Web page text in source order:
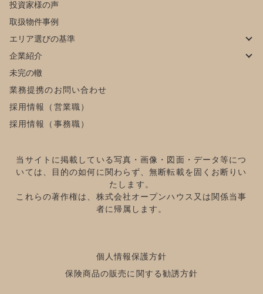
投資家様の声
取扱物件事例
エリア選びの基準
企業紹介
未完の轍
業務提携のお問い合わせ
採用情報（営業職）
採用情報（事務職）
当サイトに掲載している写真・画像・図面・データ等につ
いては、目的の如何に関わらず、無断転載を固くお断りい
たします。
これらの著作権は、株式会社オープンハウス又は関係当事
者に帰属します。
個人情報保護方針
保険商品の販売に関する勧誘方針